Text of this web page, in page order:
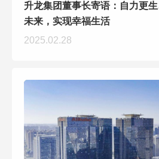
升龙集团董事长寄语：自力更
未来，实现幸福生活
2025.02.28